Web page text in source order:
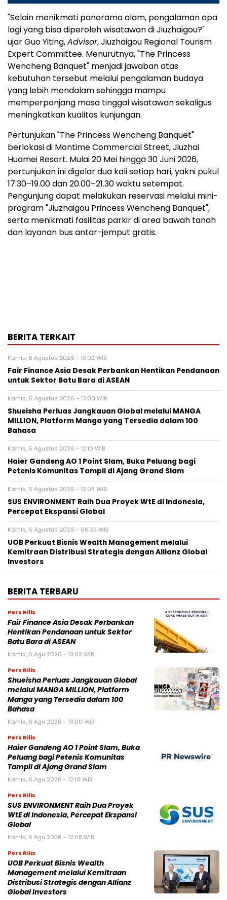
"Selain menikmati panorama alam, pengalaman apa
lagi yang bisa diperoleh wisatawan di Jiuzhaigou?"
ujar Guo Yiting,Advisor, Jiuzhaigou Regional Tourism
Expert Committee. Menurutnya, "The Princess
Wencheng Banquet" menjadi jawaban atas
kebutuhan tersebut melalui pengalaman budaya
yang lebih mendalam sehingga mampu
memperpanjang masa tinggal wisatawan sekaligus
meningkatkan kualitas kunjungan.
Pertunjukan "The Princess Wencheng Banquet"
berlokasi di Montime Commercial Street, Jiuzhai
Huamei Resort. Mulai 20 Mei hingga 30 Juni 2026,
pertunjukan ini digelar dua kali setiap hari, yakni pukul
17.30–19.00 dan 20.00–21.30 waktu setempat.
Pengunjung dapat melakukan reservasi melalui mini-
program "Jiuzhaigou Princess Wencheng Banquet",
serta menikmati fasilitas parkir di area bawah tanah
dan layanan bus antar-jemput gratis.
BERITA TERKAIT
Kamis, 6 Agustus 2026 - 13:02 WIB
Fair Finance Asia Desak Perbankan Hentikan Pendanaan
untuk Sektor Batu Bara di ASEAN
Kamis, 6 Agustus 2026 - 13:00 WIB
Shueisha Perluas Jangkauan Global melalui MANGA
MILLION, Platform Manga yang Tersedia dalam 100
Bahasa
Kamis, 6 Agustus 2026 - 12:10 WIB
Haier Gandeng AO 1 Point Slam, Buka Peluang bagi
Petenis Komunitas Tampil di Ajang Grand Slam
Kamis, 6 Agustus 2026 - 12:08 WIB
SUS ENVIRONMENT Raih Dua Proyek WtE di Indonesia,
Percepat Ekspansi Global
Kamis, 6 Agustus 2026 - 06:39 WIB
UOB Perkuat Bisnis Wealth Management melalui
Kemitraan Distribusi Strategis dengan Allianz Global
Investors
BERITA TERBARU
Pers Rilis
Fair Finance Asia Desak Perbankan
Hentikan Pendanaan untuk Sektor
Batu Bara di ASEAN
Kamis, 6 Agu 2026 - 13:02 WIB
Pers Rilis
Shueisha Perluas Jangkauan Global
melalui MANGA MILLION, Platform
Manga yang Tersedia dalam 100
Bahasa
Kamis, 6 Agu 2026 - 13:00 WIB
Pers Rilis
Haier Gandeng AO 1 Point Slam, Buka
Peluang bagi Petenis Komunitas
Tampil di Ajang Grand Slam
Kamis, 6 Agu 2026 - 12:10 WIB
Pers Rilis
SUS ENVIRONMENT Raih Dua Proyek
WtE di Indonesia, Percepat Ekspansi
Global
Kamis, 6 Agu 2026 - 12:08 WIB
Pers Rilis
UOB Perkuat Bisnis Wealth
Management melalui Kemitraan
Distribusi Strategis dengan Allianz
Global Investors